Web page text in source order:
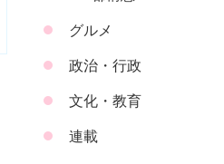
グルメ
政治・行政
文化・教育
連載